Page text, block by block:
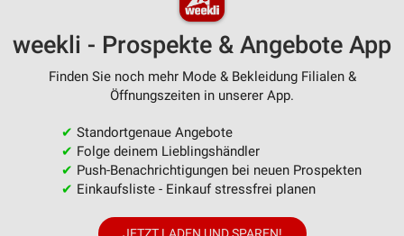
weekli - Prospekte & Angebote App
Finden Sie noch mehr Mode & Bekleidung Filialen &
Öffnungszeiten in unserer App.
✔ Standortgenaue Angebote
✔ Folge deinem Lieblingshändler
✔ Push-Benachrichtigungen bei neuen Prospekten
✔ Einkaufsliste - Einkauf stressfrei planen